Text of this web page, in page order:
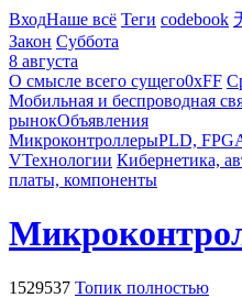
ВходНаше всё Теги codebook
Закон Суббота
8 августа
О смысле всего сущего0xFF
Мобильная и беспроводная
рынокОбъявления
МикроконтроллерыPLD,
VТехнологии Кибернетика,
платы, компоненты
1529537 Топик полностью